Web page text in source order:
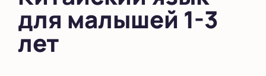
для малышей 1-3
лет